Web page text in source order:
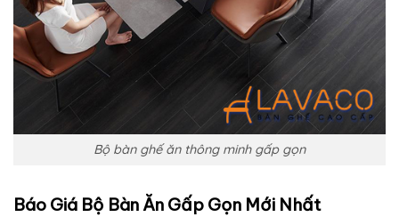
Bộ bàn ghế ăn thông minh gấp gọn
Báo Giá Bộ Bàn Ăn Gấp Gọn Mới Nhất